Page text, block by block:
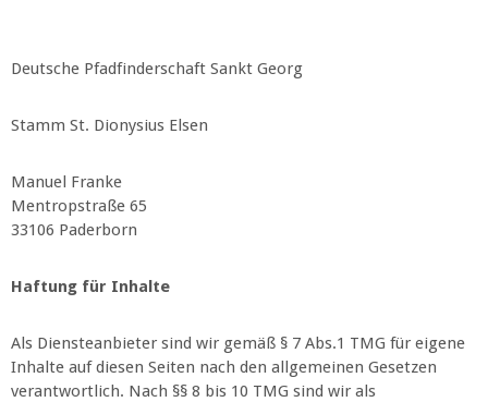
Deutsche Pfadfinderschaft Sankt Georg
Stamm St. Dionysius Elsen
Manuel Franke
Mentropstraße 65
33106 Paderborn
Haftung für Inhalte
Als Diensteanbieter sind wir gemäß § 7 Abs.1 TMG für eigene
Inhalte auf diesen Seiten nach den allgemeinen Gesetzen
verantwortlich. Nach §§ 8 bis 10 TMG sind wir als